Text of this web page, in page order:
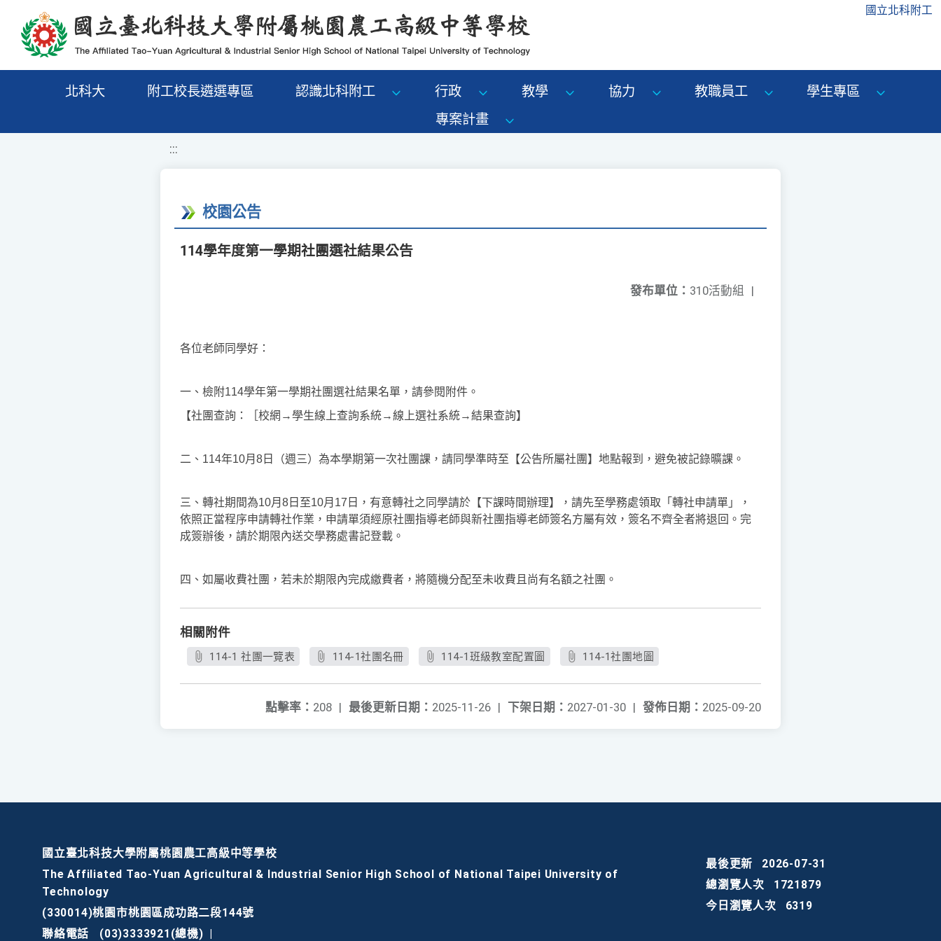
移至網頁之主要內容區位置 國立北科附工
北科大 附工校長遴選專區 認識北科附工 行政 教學 協力 教職員工
學生專區
專案計畫
:::
校園公告
114學年度第一學期社團選社結果公告
發布單位： 310活動組 |
各位老師同學好：
一、檢附114學年第一學期社團選社結果名單，請參閱附件。
【社團查詢：［校網→學生線上查詢系統→線上選社系統→結果查詢】
二、114年10月8日（週三）為本學期第一次社團課，請同學準時至【公告所屬社團】地點報到，避免被記錄曠課。
三、轉社期間為10月8日至10月17日，有意轉社之同學請於【下課時間辦理】，請先至學務處領取「轉社申請單」，
依照正當程序申請轉社作業，申請單須經原社團指導老師與新社團指導老師簽名方屬有效，簽名不齊全者將退回。完
成簽辦後，請於期限內送交學務處書記登載。
四、如屬收費社團，若未於期限內完成繳費者，將隨機分配至未收費且尚有名額之社團。
相關附件
114-1 社團一覽表 114-1社團名冊 114-1班級教室配置圖 114-1社團地圖
發佈日期： 2025-09-20
下架日期： 2027-01-30 |
最後更新日期： 2025-11-26 |
點擊率： 208 |
國立臺北科技大學附屬桃園農工高級中等學校
The Affiliated Tao-Yuan Agricultural & Industrial Senior High School of National Taipei University of
Technology
(330014)桃園市桃園區成功路二段144號
聯絡電話
(03)3333921(總機)
最後更新
2026-07-31
總瀏覽人次
1721879
今日瀏覽人次
6319